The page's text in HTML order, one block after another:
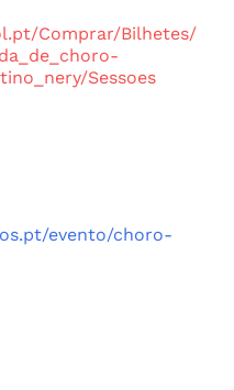
Comprar/Bilhetes/
Sessoes
evento/choro-